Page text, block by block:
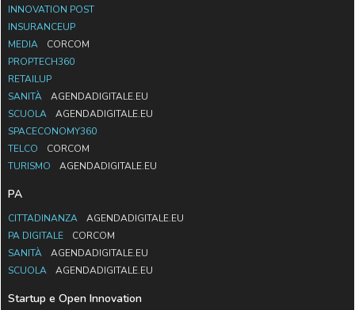
INNOVATION POST
INSURANCEUP
MEDIA
CORCOM
PROPTECH360
RETAILUP
SANITÀ
AGENDADIGITALE.EU
SCUOLA
AGENDADIGITALE.EU
SPACECONOMY360
TELCO
CORCOM
TURISMO
AGENDADIGITALE.EU
PA
CITTADINANZA
AGENDADIGITALE.EU
PA DIGITALE
CORCOM
SANITÀ
AGENDADIGITALE.EU
SCUOLA
AGENDADIGITALE.EU
Startup e Open Innovation